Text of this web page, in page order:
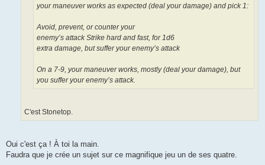
your maneuver works as expected (deal your damage) and pick 1:
Avoid, prevent, or counter your
enemy’s attack Strike hard and fast, for 1d6
extra damage, but suffer your enemy’s attack
On a 7-9, your maneuver works, mostly (deal your damage), but
you suffer your enemy’s attack.
C'est Stonetop.
Oui c'est ça ! À toi la main.
Faudra que je crée un sujet sur ce magnifique jeu un de ses quatre.